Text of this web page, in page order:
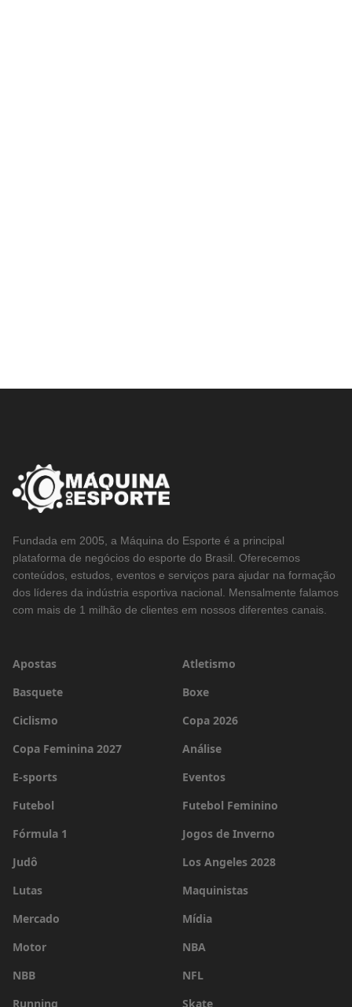
Fundada em 2005, a Máquina do Esporte é a principal
plataforma de negócios do esporte do Brasil. Oferecemos
conteúdos, estudos, eventos e serviços para ajudar na formação
dos líderes da indústria esportiva nacional. Mensalmente falamos
com mais de 1 milhão de clientes em nossos diferentes canais.
Apostas
Atletismo
Basquete
Boxe
Ciclismo
Copa 2026
Copa Feminina 2027
Análise
E-sports
Eventos
Futebol
Futebol Feminino
Fórmula 1
Jogos de Inverno
Judô
Los Angeles 2028
Lutas
Maquinistas
Mercado
Mídia
Motor
NBA
NBB
NFL
Running
Skate